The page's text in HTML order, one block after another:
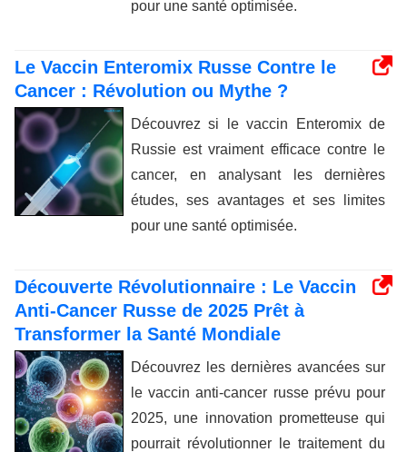
pour une santé optimisée.
Le Vaccin Enteromix Russe Contre le
Cancer : Révolution ou Mythe ?
Découvrez si le vaccin Enteromix de
Russie est vraiment efficace contre le
cancer, en analysant les dernières
études, ses avantages et ses limites
pour une santé optimisée.
Découverte Révolutionnaire : Le Vaccin
Anti-Cancer Russe de 2025 Prêt à
Transformer la Santé Mondiale
Découvrez les dernières avancées sur
le vaccin anti-cancer russe prévu pour
2025, une innovation prometteuse qui
pourrait révolutionner le traitement du